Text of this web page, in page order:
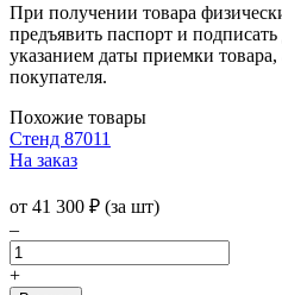
При получении товара
предъявить паспорт и
указанием даты приемки
покупателя.
Похожие товары
Стенд 87011
На заказ
от 41 300 ₽ (за шт)
–
+